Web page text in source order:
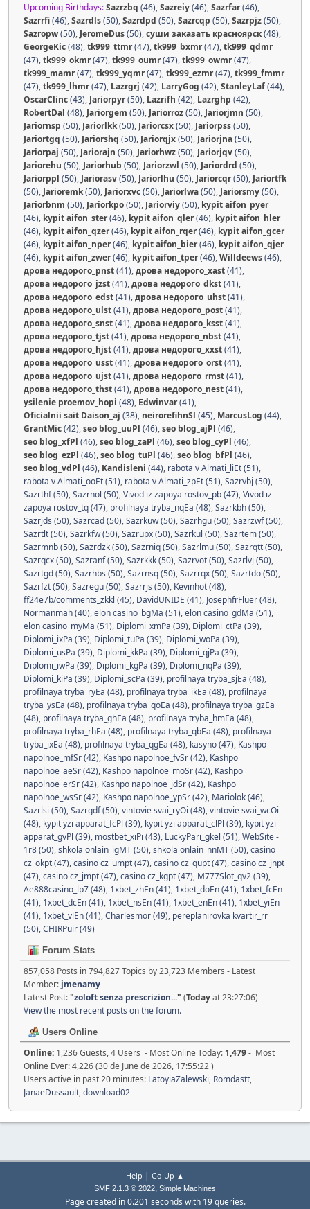
Upcoming Birthdays:Sazrzbq (46),Sazreiy(46),Sazrfar(46),
Sazrrfi(46),Sazrdls(50),Sazrdpd (50),Sazrcqp (50),Sazrpjz(50),
Sazropw(50), JeromeDus(50),суши заказать красноярск(48),
GeorgeKic(48),tk999_ttmr(47),tk999_bxmr(47),tk999_qdmr
(47),tk999_okmr(47),tk999_oumr(47),tk999_owmr(47),
tk999_mamr(47),tk999_yqmr(47),tk999_ezmr(47),tk999_fmmr
(47),tk999_lhmr(47), Lazrgrj (42), LarryGog (42),StanleyLaf(44),
OscarClinc(43), Jariorpyr(50), Lazrifh (42), Lazrghp (42),
RobertDal (48), Jariorgem (50), Jariorroz(50), Jariorjmn (50),
Jariornsp (50), Jariorlkk(50), Jariorcsx(50), Jariorpss(50),
Jariortgq (50), Jariorshq (50), Jariorqjx(50), Jariorjna(50),
Jariorpaj (50), Jariorajn (50), Jariorhwz(50), Jariorjqv(50),
Jariorehu (50), Jariorhub (50), Jariorzwl (50), Jariordrd (50),
Jariorppl (50), Jariorasv(50), Jariorlhu (50), Jariorcqr(50), Jariortfk
(50), Jarioremk(50), Jariorxvc(50), Jariorlwa(50), Jariorsmy(50),
Jariorbnm (50), Jariorkpo(50), Jariorviy(50), kypit aifon_pyer
(46), kypit aifon_ster(46), kypit aifon_qler(46), kypit aifon_hler
(46), kypit aifon_qzer(46), kypit aifon_rqer(46), kypit aifon_gcer
(46), kypit aifon_nper(46), kypit aifon_bier(46), kypit aifon_qjer
(46), kypit aifon_zwer(46), kypit aifon_tper(46),Willdeews(46),
дрова недорого_pnst(41),дрова недорого_xast(41),
дрова недорого_jzst(41),дрова недорого_dkst(41),
дрова недорого_edst(41),дрова недорого_uhst(41),
дрова недорого_ulst(41),дрова недорого_post(41),
дрова недорого_snst(41),дрова недорого_ksst(41),
дрова недорого_tjst(41),дрова недорого_nbst(41),
дрова недорого_hjst(41),дрова недорого_xxst(41),
дрова недорого_usst(41),дрова недорого_orst(41),
дрова недорого_ujst(41),дрова недорого_rmst(41),
дрова недорого_thst(41),дрова недорого_nest(41),
ysilenie proemov_hopi (48), Edwinvar(41),
Oficialnii sait Daison_aj (38), neirorefihnSl (45), MarcusLog (44),
GrantMic(42),seo blog_uuPl (46),seo blog_ajPl (46),
seo blog_xfPl (46),seo blog_zaPl (46),seo blog_cyPl (46),
seo blog_ezPl (46),seo blog_tuPl (46),seo blog_bfPl (46),
seo blog_vdPl (46), Kandisleni (44), rabota v Almati_liEt (51),
rabota v Almati_ooEt (51), rabota v Almati_zpEt (51),Sazrvbj (50),
Sazrthf (50),Sazrnol (50),Vivod iz zapoya rostov_pb (47),Vivod iz
zapoya rostov_tq (47), profilnaya tryba_nqEa (48),Sazrkbh (50),
Sazrjds (50),Sazrcad (50),Sazrkuw (50),Sazrhgu (50),Sazrzwf (50),
Sazrtlt (50),Sazrkfw (50),Sazrupx (50),Sazrkul (50),Sazrtem (50),
Sazrmnb (50),Sazrdzk (50),Sazrniq (50),Sazrlmu (50),Sazrqtt (50),
Sazrqcx (50),Sazranf (50),Sazrkkk (50),Sazrvot (50),Sazrlvj (50),
Sazrtgd (50),Sazrhbs (50),Sazrnsq (50),Sazrrqx (50),Sazrtdo (50),
Sazrfzt (50),Sazregu (50),Sazrrjs (50), Kevinhot (48),
ff24e7b/comments_zkkl (45), DavidUNIDE (41), JosephfrFluer (48),
Normanmah (40),elon casino_bgMa (51),elon casino_gdMa (51),
elon casino_myMa (51), Diplomi_xmPa (39), Diplomi_ctPa (39),
Diplomi_ixPa (39), Diplomi_tuPa (39), Diplomi_woPa (39),
Diplomi_usPa (39), Diplomi_kkPa (39), Diplomi_qjPa (39),
Diplomi_iwPa (39), Diplomi_kgPa (39), Diplomi_nqPa (39),
Diplomi_kiPa (39), Diplomi_scPa (39), profilnaya tryba_sjEa (48),
profilnaya tryba_ryEa (48), profilnaya tryba_ikEa (48), profilnaya
tryba_ysEa (48), profilnaya tryba_qoEa (48), profilnaya tryba_gzEa
(48), profilnaya tryba_ghEa (48), profilnaya tryba_hmEa (48),
profilnaya tryba_rhEa (48), profilnaya tryba_qbEa (48), profilnaya
tryba_ixEa (48), profilnaya tryba_qgEa (48), kasyno (47), Kashpo
napolnoe_mfSr (42), Kashpo napolnoe_fvSr (42), Kashpo
napolnoe_aeSr (42), Kashpo napolnoe_moSr (42), Kashpo
napolnoe_erSr (42), Kashpo napolnoe_jdSr (42), Kashpo
napolnoe_wsSr (42), Kashpo napolnoe_ypSr (42), Mariolok (46),
Sazrlsi (50),Sazrgdf (50),vintovie svai_ryOi (48),vintovie svai_wcOi
(48), kypit yzi apparat_fcPl (39), kypit yzi apparat_clPl (39), kypit yzi
apparat_gvPl (39), mostbet_xiPi (43), LuckyPari_gkel (51),WebSite -
1r8 (50),shkola onlain_igMT (50),shkola onlain_nnMT (50),casino
cz_okpt (47),casino cz_umpt (47),casino cz_qupt (47),casino cz_jnpt
(47),casino cz_jmpt (47),casino cz_kgpt (47), M777Slot_qv2 (39),
Ae888casino_lp7 (48), 1xbet_zhEn (41), 1xbet_doEn (41), 1xbet_fcEn
(41), 1xbet_dcEn (41), 1xbet_nsEn (41), 1xbet_enEn (41), 1xbet_yiEn
(41), 1xbet_vlEn (41),Charlesmor (49), pereplanirovka kvartir_rr
(50),CHIRPuir (49)
Forum Stats
857,058 Posts in 794,827 Topics by 23,723 Members - Latest
Member: jmenamy
Latest Post:"zoloft senza prescrizion..." (Todayat 23:27:06)
View the most recent posts on the forum.
Users Online
Online: 1,236 Guests, 4 Users - Most Online Today: 1,479- Most
Online Ever: 4,226 (30 de June de 2026, 17:55:22 )
Users active in past 20 minutes: LatoyiaZalewski, Romdastt,
JanaeDussault,download02
Help | Go Up ▲
SMF 2.1.3 © 2022, Simple Machines
Page created in 0.201 seconds with 19 queries.